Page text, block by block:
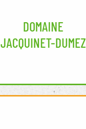
DOMAINE
JACQUINET-DUMEZ